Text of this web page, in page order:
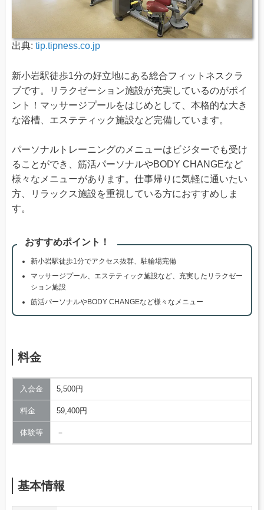
出典: tip.tipness.co.jp
新小岩駅徒歩1分の好立地にある総合フィットネスクラ
ブです。リラクゼーション施設が充実しているのがポイ
ント！マッサージプールをはじめとして、本格的な大き
な浴槽、エステティック施設など完備しています。
パーソナルトレーニングのメニューはビジターでも受け
ることができ、筋活パーソナルやBODY CHANGEなど
様々なメニューがあります。仕事帰りに気軽に通いたい
方、リラックス施設を重視している方におすすめしま
す。
おすすめポイント！
新小岩駅徒歩1分でアクセス抜群、駐輪場完備
マッサージプール、エステティック施設など、充実したリラクゼー
ション施設
筋活パーソナルやBODY CHANGEなど様々なメニュー
料金
入会金 5,500円
料金 59,400円
体験等 －
基本情報